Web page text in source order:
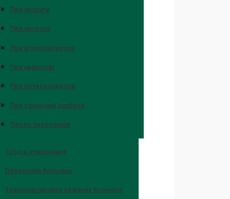
При артрите
При артрозе
При атеросклерозе
При неврозах
При остеохондрозе
При сахарном диабете
После переломов
Уход в стационаре
Перевозка больных
Транспортировка лежачих больных